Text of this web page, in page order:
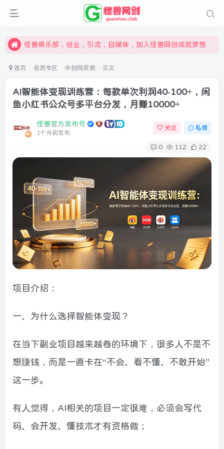
限时开通会员更享折扣，超高返佣
怪兽俱乐部，创业，引流，自媒体，加入怪兽网创成就梦想
首页 会员专区 中创网资源 正文
AI智能体变现训练营：每款单次利润40-100+，闲
鱼小红书公众号多平台分发，月赚10000+
怪兽官方发布号
1个月前发布
关注 私信
0 112 22
项目介绍：
一、为什么选择智能体变现？
在当下副业项目越来越卷的环境下，很多人不是不
想賺钱，而是一直卡在“不会、看不懂、不敢开始”
这一步。
有人觉得，AI相关的项目一定很难，必须会写代
码、会开发、懂技术才有资格做；